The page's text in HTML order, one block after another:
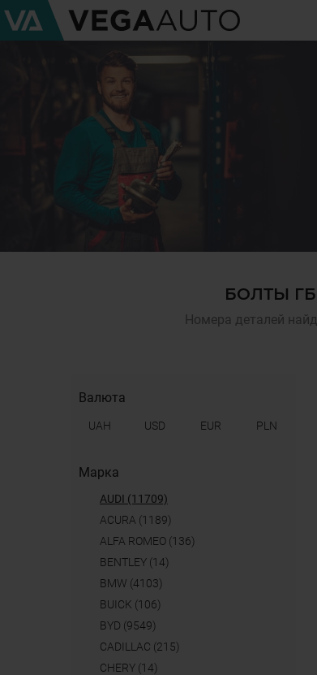
БОЛТЫ
Номера деталей
Валюта
UAH USD EUR PLN
Марка
AUDI (11709)
ACURA (1189)
ALFA ROMEO (136)
BENTLEY (14)
BMW (4103)
BUICK (106)
BYD (9549)
CADILLAC (215)
CHERY (14)